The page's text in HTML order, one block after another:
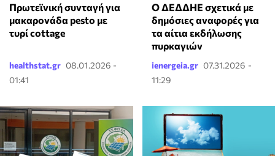
Πρωτεϊνική συνταγή για
μακαρονάδα pesto με
τυρί cottage
healthstat.gr 08.01.2026 -
01:41
Ο ΔΕΔΔΗΕ σχετικά με
δημόσιες αναφορές για
τα αίτια εκδήλωσης
πυρκαγιών
ienergeia.gr 07.31.2026 -
11:29